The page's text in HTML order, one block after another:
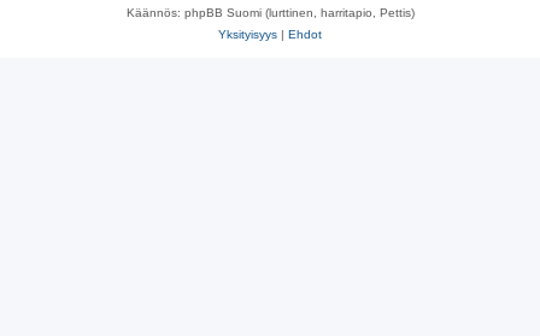
Käännös: phpBB Suomi (lurttinen, harritapio, Pettis)
Yksityisyys | Ehdot